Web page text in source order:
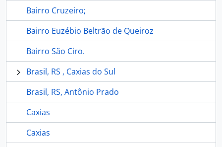
Bairro Cruzeiro;
Bairro Euzébio Beltrão de Queiroz
Bairro São Ciro.
Brasil, RS , Caxias do Sul
Brasil, RS, Antônio Prado
Caxias
Caxias